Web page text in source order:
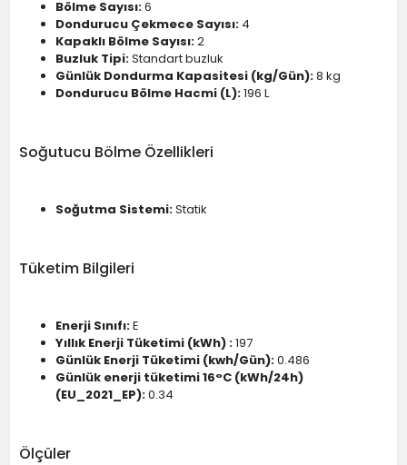
Bölme Sayısı:6
Dondurucu Çekmece Sayısı: 4
Kapaklı Bölme Sayısı:2
Buzluk Tipi:Standart buzluk
Günlük Dondurma Kapasitesi (kg/Gün):8 kg
Dondurucu Bölme Hacmi (L):196 L
Soğutucu Bölme Özellikleri
Soğutma Sistemi:Statik
Tüketim Bilgileri
Enerji Sınıfı:E
Yıllık Enerji Tüketimi (kWh) :197
Günlük Enerji Tüketimi (kwh/Gün):0.486
Günlük enerji tüketimi 16°C (kWh/24h)
(EU_2021_EP):0.34
Ölçüler